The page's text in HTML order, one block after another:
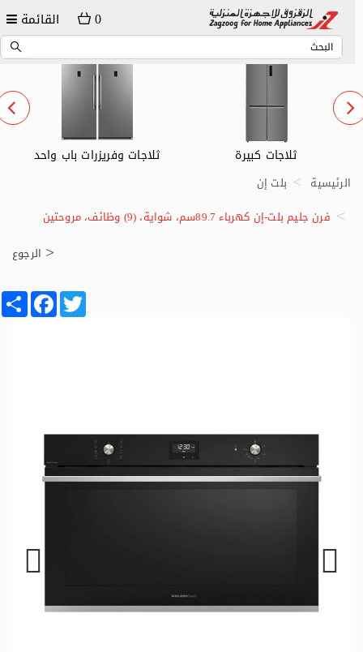
القائمة 0
ثلاجات وفريزرات باب واحد ثلاجات صغيرة
الرئيسية
بلت إن
فرن جليم بلت-إن كهرباء 89.7سم، شواية، (9) وظائف، مروحتين
الرجوع
Share
FacebookTwitter
Previous Next